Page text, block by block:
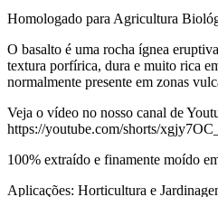
Homologado para Agricultura
O basalto é uma rocha ígnea
textura porfírica, dura e muito rica
normalmente presente em zonas
Veja o vídeo no nosso canal de
https://youtube.com/shorts/
100% extraído e finamente moído
Aplicações: Horticultura e